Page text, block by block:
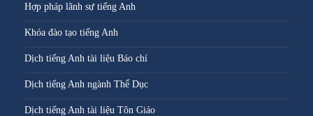
Hợp pháp lãnh sự tiếng Anh
Khóa đào tạo tiếng Anh
Dịch tiếng Anh tài liệu Báo chí
Dịch tiếng Anh ngành Thể Dục
Dịch tiếng Anh tài liệu Tôn Giáo